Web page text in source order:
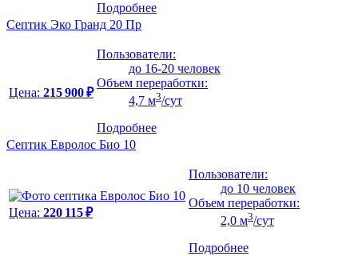
Подробнее
Септик Эко Гранд 20 Пр
Цена: 215 900 ₽
Пользователи:
до 16-20 человек
Объем переработки:
4,7 м3/сут
Подробнее
Септик Евролос Био 10
Цена: 220 115 ₽
Пользователи:
до 10 человек
Объем переработки:
2,0 м3/сут
Подробнее